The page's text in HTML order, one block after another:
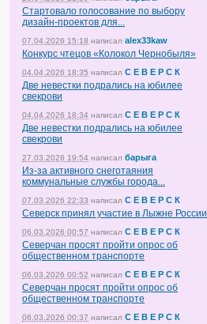
Стартовало голосование по выбору
дизайн-проектов для...
07.04.2026 15:18 написал alex33kaw
Конкурс чтецов «Колокол Чернобыля»
04.04.2026 18:35 написал С Е В Е Р С К
Две невестки подрались на юбилее
свекрови
04.04.2026 18:34 написал С Е В Е Р С К
Две невестки подрались на юбилее
свекрови
27.03.2026 19:54 написал барыга
Из-за активного снеготаяния
коммунальные службы города...
07.03.2026 22:33 написал С Е В Е Р С К
Северск принял участие в Лыжне России
06.03.2026 00:57 написал С Е В Е Р С К
Северчан просят пройти опрос об
общественном транспорте
06.03.2026 00:52 написал С Е В Е Р С К
Северчан просят пройти опрос об
общественном транспорте
06.03.2026 00:37 написал С Е В Е Р С К